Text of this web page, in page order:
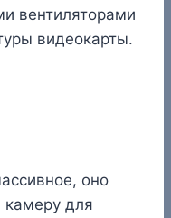
вентиляторами
видеокарты.
оно
камеру для